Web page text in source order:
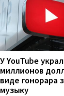
У YouTube
миллионов
виде гонорара
музыку